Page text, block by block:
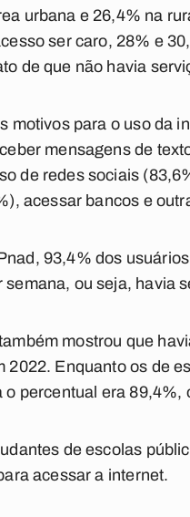
urbana e 26,4% na
ser caro, 28% e
de que não havia
motivos para o uso da
mensagens de
de redes sociais
acessar bancos e
93,4% dos
semana, ou seja, havia
mostrou que
2022. Enquanto os de
o percentual era
de escolas
acessar a internet.